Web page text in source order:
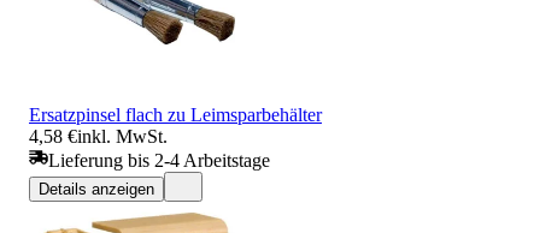
Ersatzpinsel flach zu Leimsparbehälter
4,58 €inkl. MwSt.
Lieferung bis 2-4 Arbeitstage
Details anzeigen